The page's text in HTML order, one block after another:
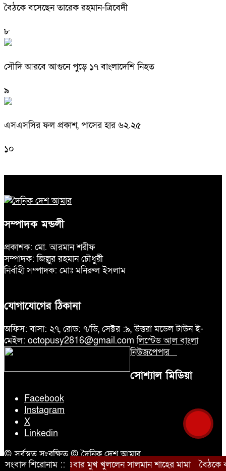
বৈঠকে বসেছেন তারেক রহমান-ত্রিবেদী
৮
সৌদি আরবে আগুনে পুড়ে ১৭ বাংলাদেশি নিহত
৯
এসএসসির ফল প্রকাশ, পাসের হার ৬২.২৫
১০
সম্পাদক মন্ডলী
প্রকাশক: মো. আরমান শরীফ
সম্পাদক: জিল্লুর রহমান চৌধুরী
নির্বাহী সম্পাদক: মোঃ মনিরুল ইসলাম
যোগাযোগের ঠিকানা
অফিস: বাসা: ২৭, রোড: ৭/ডি, সেক্টর :৯, উত্তরা মডেল টাউন ই-
মেইল: octopusy2816@gmail.comলিস্টেড আল বাংলা
নিউজপেপার
সোশ্যাল মিডিয়া
Facebook
Instagram
X
Linkedin
© সর্বস্বত্ব সংরক্ষিত © দৈনিক দেশ আমার
সংবাদ শিরোনাম ::এবার মুখ খুললেন সালমান শাহের মামা বৈঠকে